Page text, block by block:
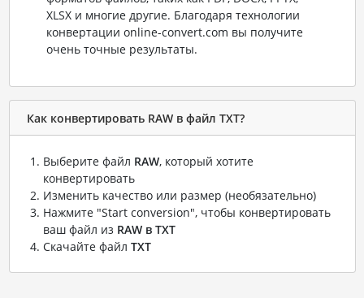
XLSX и многие другие. Благодаря технологии
конвертации online-convert.com вы получите
очень точные результаты.
Как конвертировать RAW в файл TXT?
Выберите файл RAW, который хотите
конвертировать
Изменить качество или размер (необязательно)
Нажмите "Start conversion", чтобы конвертировать
ваш файл из RAW в TXT
Скачайте файл TXT